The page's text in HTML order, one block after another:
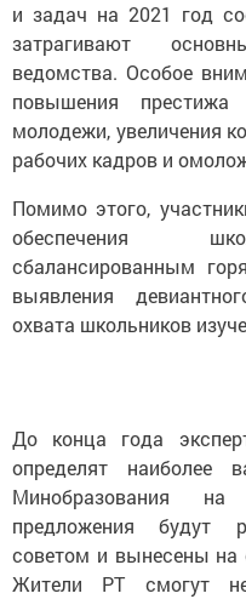
и задач на 2021 год
затрагивают
ведомства. Особое
повышения престижа
молодежи, увеличения
рабочих кадров и
Помимо этого,
обеспечения
сбалансированным
выявления
охвата школьников
До конца года
определят наиболее
Минобразования
предложения будут
советом и вынесены на
Жители РТ смогут